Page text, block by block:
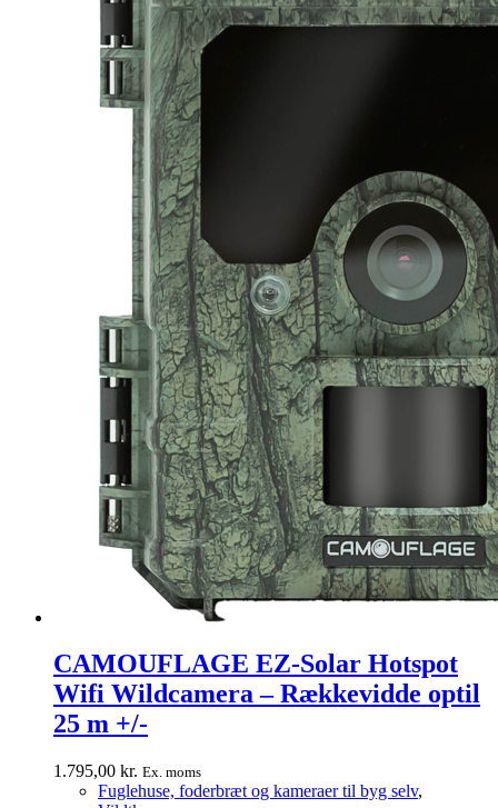
CAMOUFLAGE EZ-Solar Hotspot
Wifi Wildcamera – Rækkevidde optil
25 m +/-
1.795,00 kr. Ex. moms
Fuglehuse, foderbræt og kameraer til byg selv,